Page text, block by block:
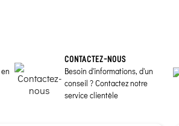
CONTACTEZ-NOUS
Besoin d'informations, d'un
conseil ? Contactez notre
service clientèle